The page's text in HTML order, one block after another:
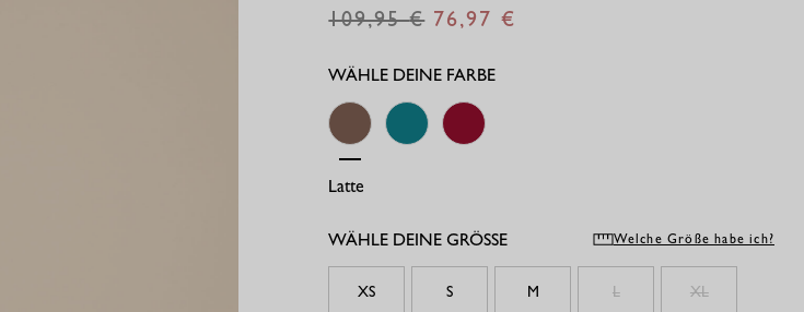
109,95 76,97
WÄHLE DEINE FARBE
LatteLight Teal/teal
WÄHLE DEINE GRÖSSE Welche Größe habe ich?
XS S M L XL